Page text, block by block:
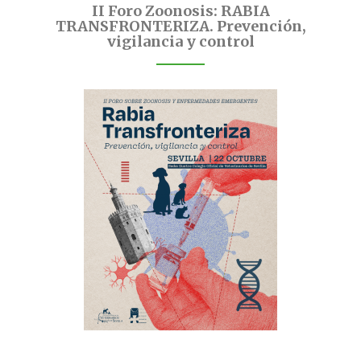
II Foro Zoonosis: RABIA
TRANSFRONTERIZA. Prevención,
vigilancia y control